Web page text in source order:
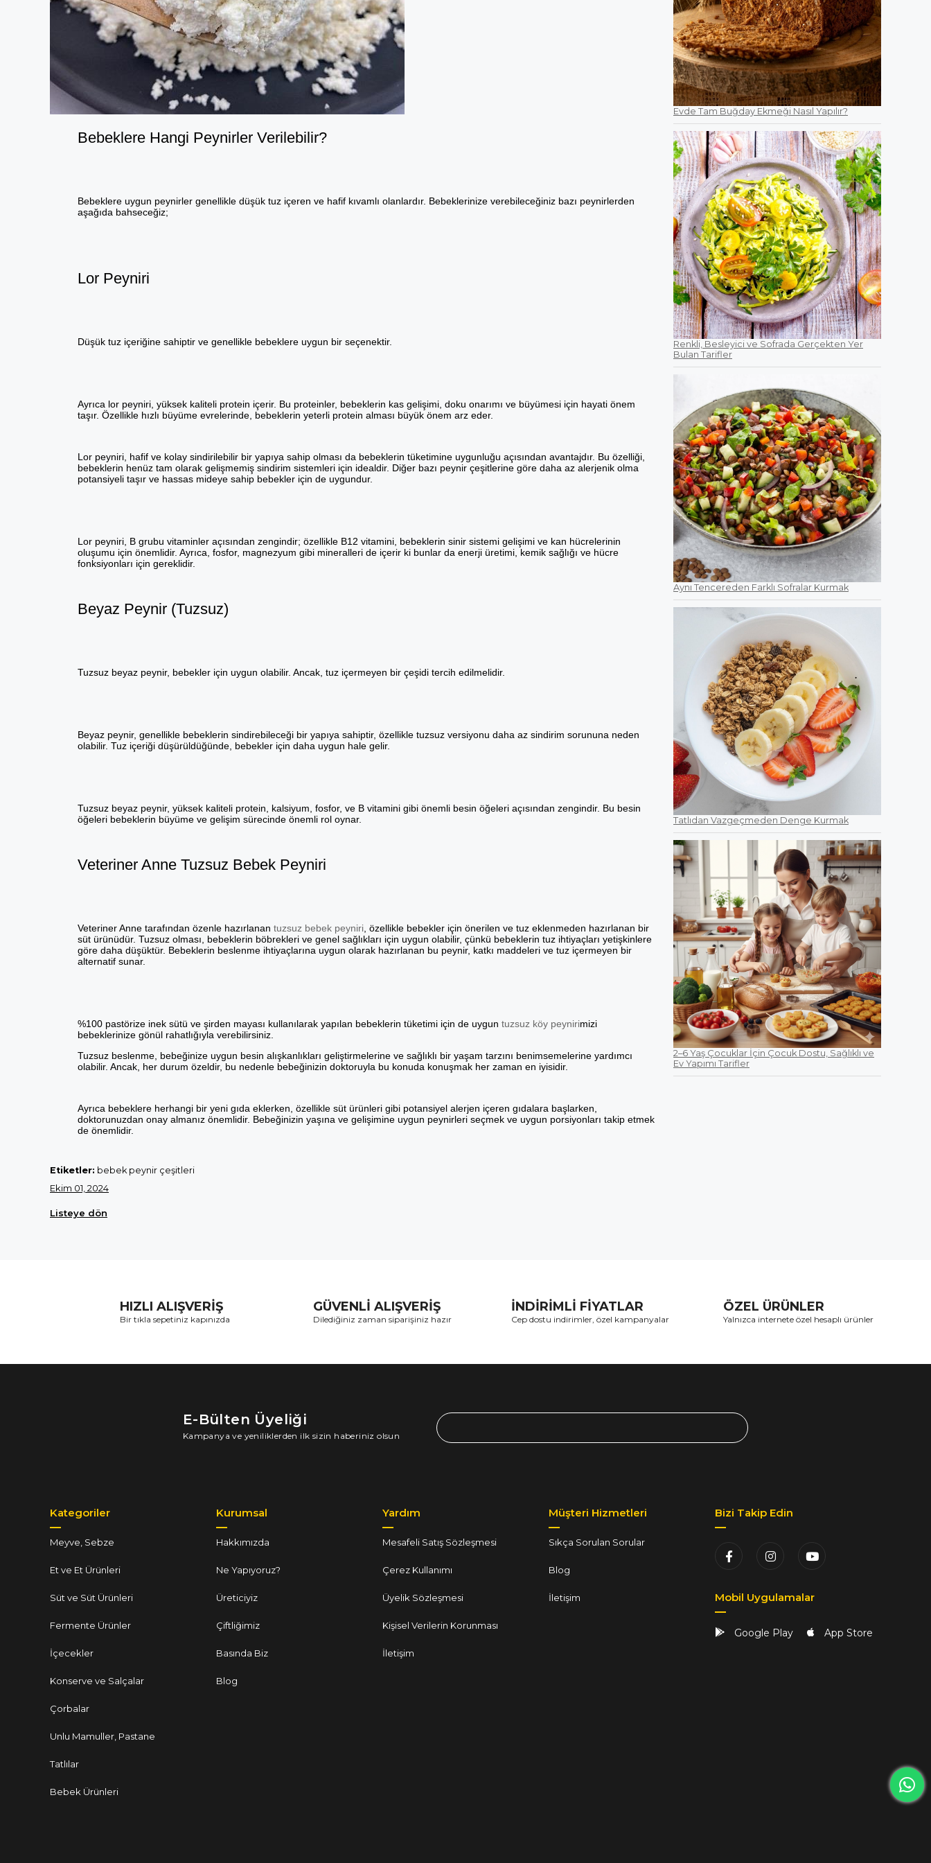
Bebeklere Hangi Peynirler Verilebilir?
Bebeklere uygun peynirler genellikle düşük tuz içeren ve hafif kıvamlı olanlardır. Bebeklerinize verebileceğiniz bazı peynirlerden
aşağıda bahseceğiz;
Lor Peyniri
Düşük tuz içeriğine sahiptir ve genellikle bebeklere uygun bir seçenektir.
Ayrıca lor peyniri, yüksek kaliteli protein içerir. Bu proteinler, bebeklerin kas gelişimi, doku onarımı ve büyümesi için hayati önem
taşır. Özellikle hızlı büyüme evrelerinde, bebeklerin yeterli protein alması büyük önem arz eder.
Lor peyniri, hafif ve kolay sindirilebilir bir yapıya sahip olması da bebeklerin tüketimine uygunluğu açısından avantajdır. Bu özelliği,
bebeklerin henüz tam olarak gelişmemiş sindirim sistemleri için idealdir. Diğer bazı peynir çeşitlerine göre daha az alerjenik olma
potansiyeli taşır ve hassas mideye sahip bebekler için de uygundur.
Lor peyniri, B grubu vitaminler açısından zengindir; özellikle B12 vitamini, bebeklerin sinir sistemi gelişimi ve kan hücrelerinin
oluşumu için önemlidir. Ayrıca, fosfor, magnezyum gibi mineralleri de içerir ki bunlar da enerji üretimi, kemik sağlığı ve hücre
fonksiyonları için gereklidir.
Beyaz Peynir (Tuzsuz)
Tuzsuz beyaz peynir, bebekler için uygun olabilir. Ancak, tuz içermeyen bir çeşidi tercih edilmelidir.
Beyaz peynir, genellikle bebeklerin sindirebileceği bir yapıya sahiptir, özellikle tuzsuz versiyonu daha az sindirim sorununa neden
olabilir. Tuz içeriği düşürüldüğünde, bebekler için daha uygun hale gelir.
Tuzsuz beyaz peynir, yüksek kaliteli protein, kalsiyum, fosfor, ve B vitamini gibi önemli besin öğeleri açısından zengindir. Bu besin
öğeleri bebeklerin büyüme ve gelişim sürecinde önemli rol oynar.
Veteriner Anne Tuzsuz Bebek Peyniri
Veteriner Anne tarafından özenle hazırlanan tuzsuz bebek peyniri , özellikle bebekler için önerilen ve tuz eklenmeden hazırlanan bir
süt ürünüdür. Tuzsuz olması, bebeklerin böbrekleri ve genel sağlıkları için uygun olabilir, çünkü bebeklerin tuz ihtiyaçları yetişkinlere
göre daha düşüktür. Bebeklerin beslenme ihtiyaçlarına uygun olarak hazırlanan bu peynir, katkı maddeleri ve tuz içermeyen bir
alternatif sunar.
%100 pastörize inek sütü ve şirden mayası kullanılarak yapılan bebeklerin tüketimi için de uygun tuzsuz köy peynirimizi
bebeklerinize gönül rahatlığıyla verebilirsiniz.
Tuzsuz beslenme, bebeğinize uygun besin alışkanlıkları geliştirmelerine ve sağlıklı bir yaşam tarzını benimsemelerine yardımcı
olabilir. Ancak, her durum özeldir, bu nedenle bebeğinizin doktoruyla bu konuda konuşmak her zaman en iyisidir.
Ayrıca bebeklere herhangi bir yeni gıda eklerken, özellikle süt ürünleri gibi potansiyel alerjen içeren gıdalara başlarken,
doktorunuzdan onay almanız önemlidir. Bebeğinizin yaşına ve gelişimine uygun peynirleri seçmek ve uygun porsiyonları takip etmek
de önemlidir.
Etiketler: bebek peynir çeşitleri
Ekim 01, 2024
Listeye dön
Evde Tam Buğday Ekmeği Nasıl Yapılır?
Renkli, Besleyici ve Sofrada Gerçekten Yer
Bulan Tarifler
Aynı Tencereden Farklı Sofralar Kurmak
Tatlıdan Vazgeçmeden Denge Kurmak
2–6 Yaş Çocuklar İçin Çocuk Dostu, Sağlıklı ve
Ev Yapımı Tarifler
HIZLI ALIŞVERİŞ
Bir tıkla sepetiniz kapınızda
GÜVENLİ ALIŞVERİŞ
Dilediğiniz zaman siparişiniz hazır
İNDİRİMLİ FİYATLAR
Cep dostu indirimler, özel kampanyalar
ÖZEL ÜRÜNLER
Yalnızca internete özel hesaplı ürünler
E-Bülten Üyeliği
Kampanya ve yeniliklerden ilk sizin haberiniz olsun
Kategoriler
Meyve, Sebze
Et ve Et Ürünleri
Süt ve Süt Ürünleri
Fermente Ürünler
İçecekler
Konserve ve Salçalar
Çorbalar
Unlu Mamuller, Pastane
Tatlılar
Bebek Ürünleri
Kurumsal
Hakkımızda
Ne Yapıyoruz?
Üreticiyiz
Çiftliğimiz
Basında Biz
Blog
Yardım
Mesafeli Satış Sözleşmesi
Çerez Kullanımı
Üyelik Sözleşmesi
Kişisel Verilerin Korunması
İletişim
Müşteri Hizmetleri
Sıkça Sorulan Sorular
Blog
İletişim
Bizi Takip Edin
Mobil Uygulamalar
Google Play App Store